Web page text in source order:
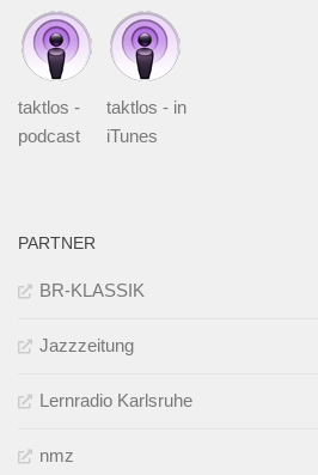
taktlos -
podcast
taktlos - in
iTunes
PARTNER
BR-KLASSIK
Jazzzeitung
Lernradio Karlsruhe
nmz